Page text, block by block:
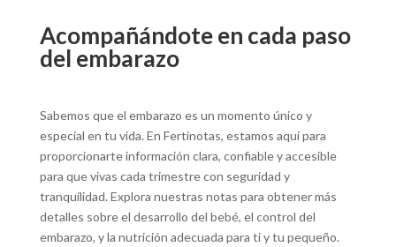
Acompañándote en cada paso
del embarazo
Sabemos que el embarazo es un momento único y
especial en tu vida. En Fertinotas, estamos aquí para
proporcionarte información clara, confiable y accesible
para que vivas cada trimestre con seguridad y
tranquilidad. Explora nuestras notas para obtener más
detalles sobre el desarrollo del bebé, el control del
embarazo, y la nutrición adecuada para ti y tu pequeño.